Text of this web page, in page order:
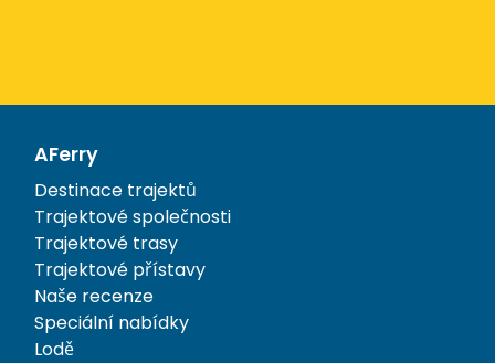
AFerry
Destinace trajektů
Trajektové společnosti
Trajektové trasy
Trajektové přístavy
Naše recenze
Speciální nabídky
Lodě